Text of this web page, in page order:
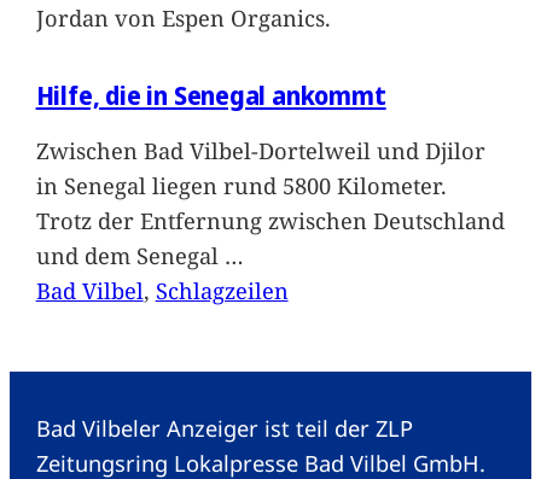
Jordan von Espen Organics.
Hilfe, die in Senegal ankommt
Zwischen Bad Vilbel-Dortelweil und Djilor
in Senegal liegen rund 5800 Kilometer.
Trotz der Entfernung zwischen Deutschland
und dem Senegal …
Bad Vilbel, Schlagzeilen
Bad Vilbeler Anzeiger ist teil der ZLP
Zeitungsring Lokalpresse Bad Vilbel GmbH.